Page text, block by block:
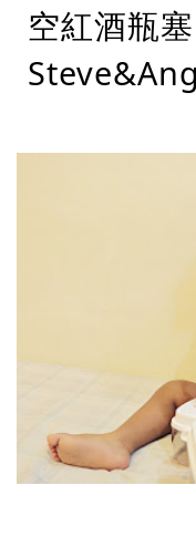
空紅酒瓶